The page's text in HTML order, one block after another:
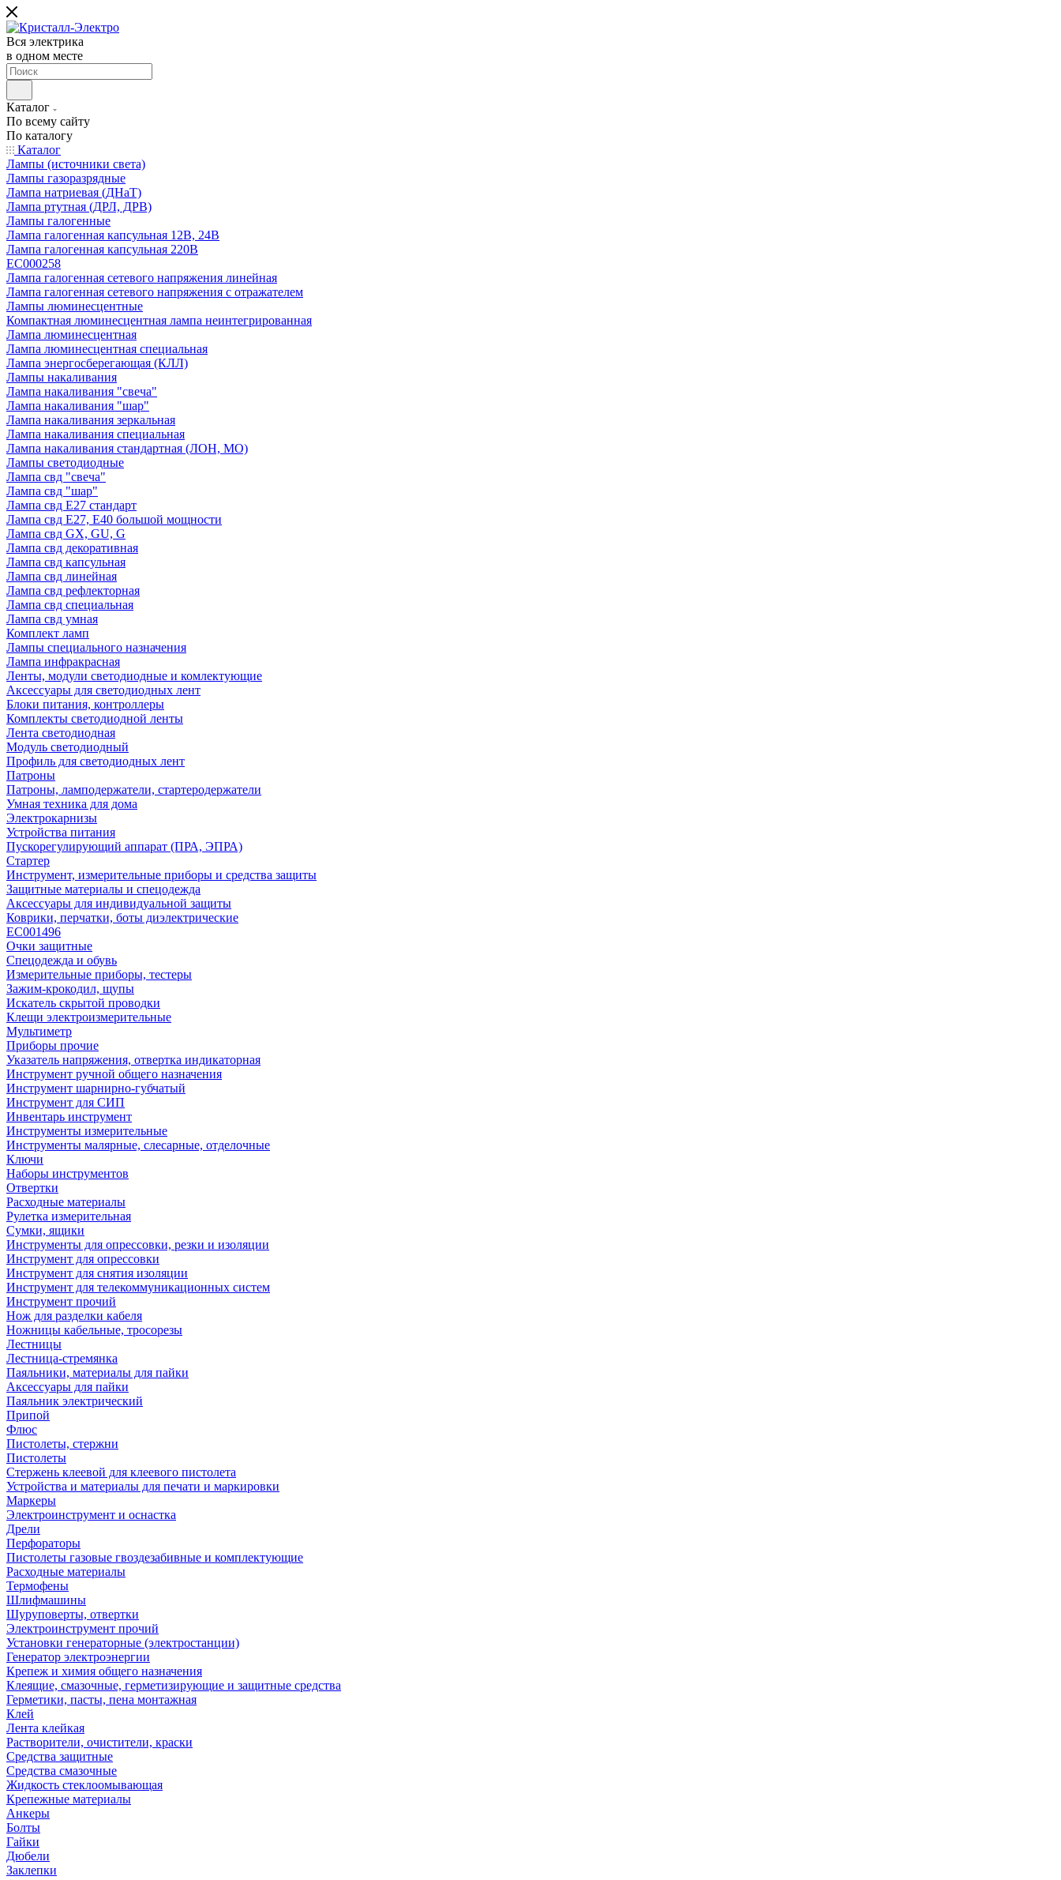
Вся электрика
в одном месте
Каталог
По всему сайту
По каталогу
Каталог
Лампы (источники света)
Лампы газоразрядные
Лампа натриевая (ДНаТ)
Лампа ртутная (ДРЛ, ДРВ)
Лампы галогенные
Лампа галогенная капсульная 12В, 24В
Лампа галогенная капсульная 220В
EC000258
Лампа галогенная сетевого напряжения линейная
Лампа галогенная сетевого напряжения с отражателем
Лампы люминесцентные
Компактная люминесцентная лампа неинтегрированная
Лампа люминесцентная
Лампа люминесцентная специальная
Лампа энергосберегающая (КЛЛ)
Лампы накаливания
Лампа накаливания "свеча"
Лампа накаливания "шар"
Лампа накаливания зеркальная
Лампа накаливания специальная
Лампа накаливания стандартная (ЛОН, МО)
Лампы светодиодные
Лампа свд "свеча"
Лампа свд "шар"
Лампа свд E27 стандарт
Лампа свд E27, Е40 большой мощности
Лампа свд GX, GU, G
Лампа свд декоративная
Лампа свд капсульная
Лампа свд линейная
Лампа свд рефлекторная
Лампа свд специальная
Лампа свд умная
Комплект ламп
Лампы специального назначения
Лампа инфракрасная
Ленты, модули светодиодные и комлектующие
Аксессуары для светодиодных лент
Блоки питания, контроллеры
Комплекты светодиодной ленты
Лента светодиодная
Модуль светодиодный
Профиль для светодиодных лент
Патроны
Патроны, ламподержатели, стартеродержатели
Умная техника для дома
Электрокарнизы
Устройства питания
Пускорегулирующий аппарат (ПРА, ЭПРА)
Стартер
Инструмент, измерительные приборы и средства защиты
Защитные материалы и спецодежда
Аксессуары для индивидуальной защиты
Коврики, перчатки, боты диэлектрические
EC001496
Очки защитные
Спецодежда и обувь
Измерительные приборы, тестеры
Зажим-крокодил, щупы
Искатель скрытой проводки
Клещи электроизмерительные
Мультиметр
Приборы прочие
Указатель напряжения, отвертка индикаторная
Инструмент ручной общего назначения
Инструмент шарнирно-губчатый
Инструмент для СИП
Инвентарь инструмент
Инструменты измерительные
Инструменты малярные, слесарные, отделочные
Ключи
Наборы инструментов
Отвертки
Расходные материалы
Рулетка измерительная
Сумки, ящики
Инструменты для опрессовки, резки и изоляции
Инструмент для опрессовки
Инструмент для снятия изоляции
Инструмент для телекоммуникационных систем
Инструмент прочий
Нож для разделки кабеля
Ножницы кабельные, тросорезы
Лестницы
Лестница-стремянка
Паяльники, материалы для пайки
Аксессуары для пайки
Паяльник электрический
Припой
Флюс
Пистолеты, стержни
Пистолеты
Стержень клеевой для клеевого пистолета
Устройства и материалы для печати и маркировки
Маркеры
Электроинструмент и оснастка
Дрели
Перфораторы
Пистолеты газовые гвоздезабивные и комплектующие
Расходные материалы
Термофены
Шлифмашины
Шуруповерты, отвертки
Электроинструмент прочий
Установки генераторные (электростанции)
Генератор электроэнергии
Крепеж и химия общего назначения
Клеящие, смазочные, герметизирующие и защитные средства
Герметики, пасты, пена монтажная
Клей
Лента клейкая
Растворители, очистители, краски
Средства защитные
Средства смазочные
Жидкость стеклоомывающая
Крепежные материалы
Анкеры
Болты
Гайки
Дюбели
Заклепки